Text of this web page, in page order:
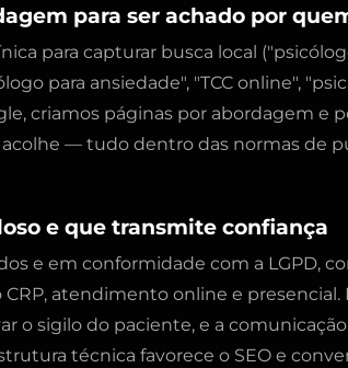
para ser achado por
para capturar busca local
para ansiedade", "TCC online",
criamos páginas por abordagem
— tudo dentro das normas de
e que transmite confiança
e em conformidade com a LGPD,
CRP, atendimento online e
o sigilo do paciente, e a
técnica favorece o SEO e